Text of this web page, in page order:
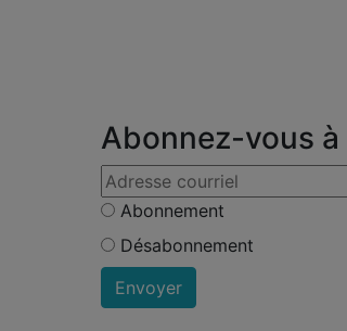
Abonnez-vous
Abonnement
Désabonnement